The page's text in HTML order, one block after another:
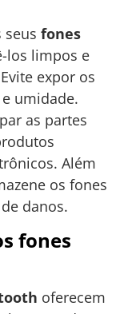
seus fones
los limpos e
expor os
umidade.
as partes
Além
os fones
danos.
fones
oferecem